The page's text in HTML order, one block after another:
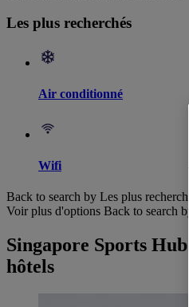
Les plus recherchés
Air conditionné
Wifi
Back to search by Les plus
Voir plus d'options Back to search
Singapore Sports
hôtels